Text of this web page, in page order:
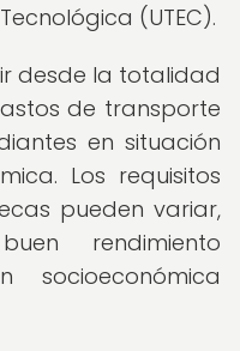
(UTEC).
desde la totalidad
de transporte
en situación
Los requisitos
pueden variar,
rendimiento
socioeconómica